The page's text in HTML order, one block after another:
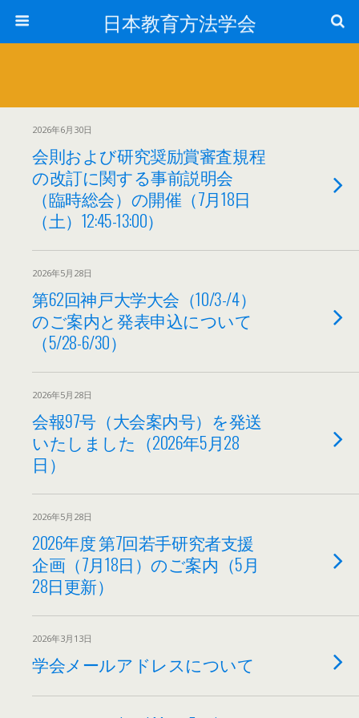
日本教育方法学会
2026年6月30日
会則および研究奨励賞審査規程
の改訂に関する事前説明会
（臨時総会）の開催（7月18日
（土）12:45-13:00）
2026年5月28日
第62回神戸大学大会（10/3-/4）
のご案内と発表申込について
（5/28-6/30）
2026年5月28日
会報97号（大会案内号）を発送
いたしました（2026年5月28
日）
2026年5月28日
2026年度 第7回若手研究者支援
企画（7月18日）のご案内（5月
28日更新）
2026年3月13日
学会メールアドレスについて